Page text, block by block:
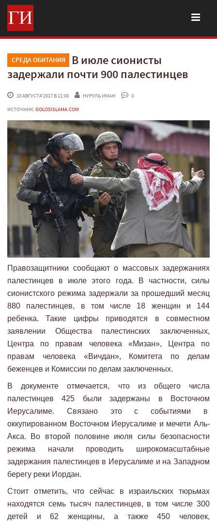
СРЕДА ОБИТАНИЯ
В июле сионисты
задержали почти 900 палестинцев
10 АВГУСТА'2017 В 11:00 НУРУЛЬ ИМАН
0
ИСТОЧНИК: GOLOSISLAMA.COM
Правозащитники сообщают о массовых задержаниях
палестинцев в июле этого года. В частности, силы
сионистского режима задержали за прошедший месяц
880 палестинцев, в том числе 18 женщин и 144
ребенка. Такие цифры приводятся в совместном
заявлении Общества палестинских заключенных,
Центра по правам человека «Мизан», Центра по
правам человека «Вичдан», Комитета по делам
беженцев и Комиссии по делам заключенных.
В документе отмечается, что из общего числа
палестинцев 425 были задержаны в Восточном
Иерусалиме. Связано это с событиями в
оккупированном Восточном Иерусалиме и мечети Аль-
Акса. Во второй половине июля силы безопасности
режима начали проводить широкомасштабные
задержания палестинцев в Иерусалиме и на Западном
берегу реки Иордан.
Стоит отметить, что сейчас в израильских тюрьмах
находятся семь тысяч палестинцев, в том числе 300
детей и 62 женщины, а также 450 человек,